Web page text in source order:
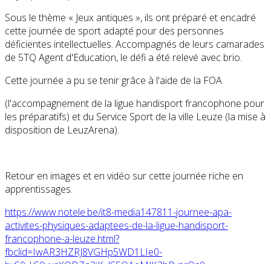
Sous le thème « Jeux antiques », ils ont préparé et encadré
cette journée de sport adapté pour des personnes
déficientes intellectuelles. Accompagnés de leurs camarades
de 5TQ Agent d'Education, le défi a été relevé avec brio.
Cette journée a pu se tenir grâce à l'aide de la FOA
(l'accompagnement de la ligue handisport francophone pour
les préparatifs) et du Service Sport de la ville Leuze (la mise à
disposition de LeuzArena).
Retour en images et en vidéo sur cette journée riche en
apprentissages.
https://www.notele.be/it8-media147811-journee-apa-
activites-physiques-adaptees-de-la-ligue-handisport-
francophone-a-leuze.html?
fbclid=IwAR3HZRJ8VGHp5WD1LIe0-